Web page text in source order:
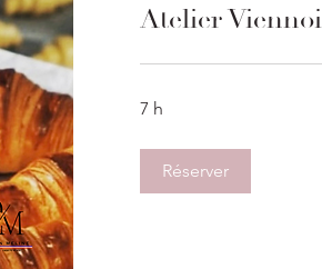
Atelier
7 h
Réserver